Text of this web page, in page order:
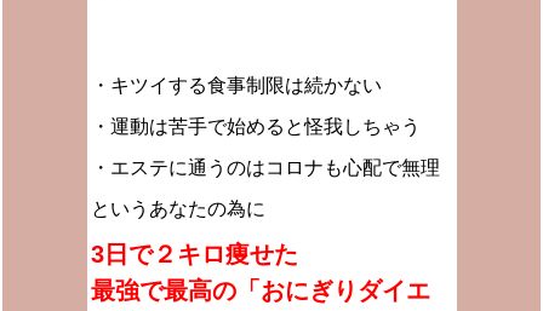
・キツイする食事制限は続かない
・運動は苦手で始めると怪我しちゃう
・エステに通うのはコロナも心配で無理
というあなたの為に
3日で２キロ痩せた
最強で最高の「おにぎりダイエ